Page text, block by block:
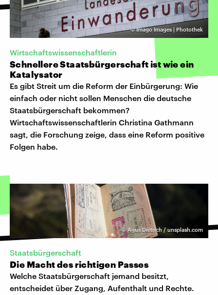
©Imago Images | Photothek
Wirtschaftswissenschaftlerin
Schnellere Staatsbürgerschaft ist wie ein
Katalysator
Es gibt Streit um die Reform der Einbürgerung: Wie
einfach oder nicht sollen Menschen die deutsche
Staatsbürgerschaft bekommen?
Wirtschaftswissenschaftlerin Christina Gathmann
sagt, die Forschung zeige, dass eine Reform positive
Folgen habe.
©Agus Dietrich / unsplash.com
Staatsbürgerschaft
Die Macht des richtigen Passes
Welche Staatsbürgerschaft jemand besitzt,
entscheidet über Zugang, Aufenthalt und Rechte.